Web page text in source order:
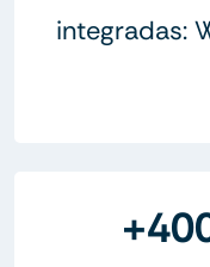
integradas: